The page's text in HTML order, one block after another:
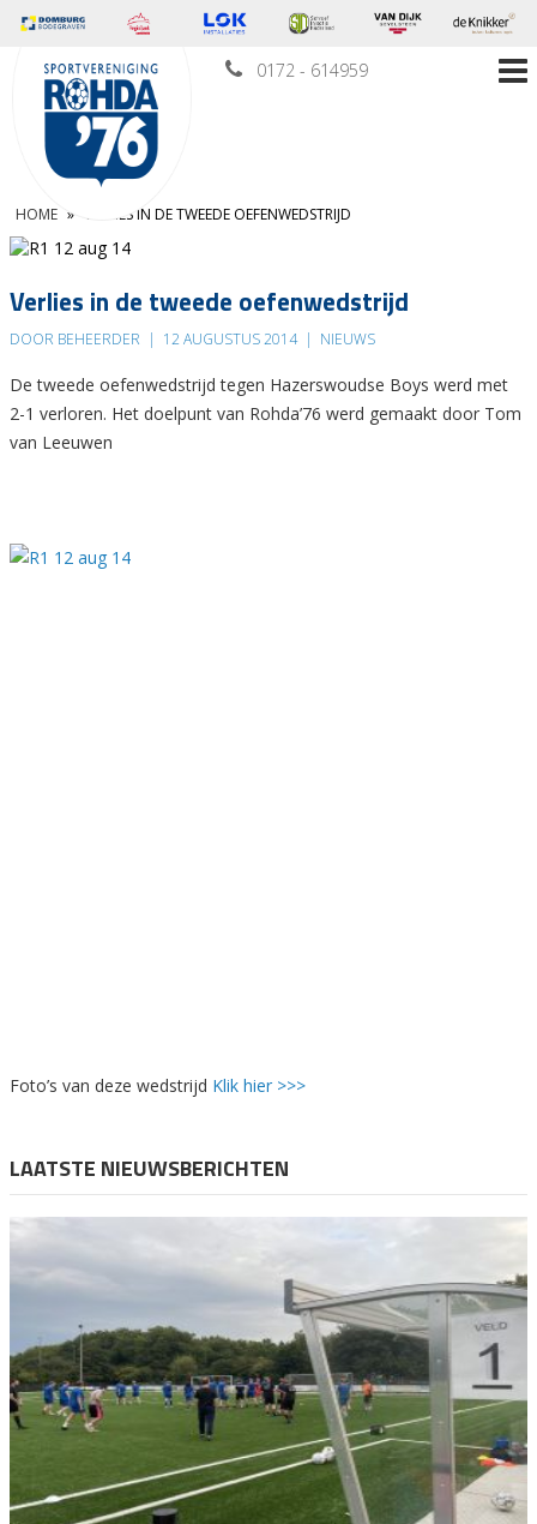
0172 - 614959
HOME » VERLIES IN DE TWEEDE OEFENWEDSTRIJD
Verlies in de tweede oefenwedstrijd
DOOR BEHEERDER | 12 AUGUSTUS 2014 | NIEUWS
De tweede oefenwedstrijd tegen Hazerswoudse Boys werd met
2-1 verloren. Het doelpunt van Rohda’76 werd gemaakt door Tom
van Leeuwen
Foto’s van deze wedstrijd Klik hier >>>
LAATSTE NIEUWSBERICHTEN